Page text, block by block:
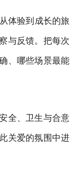
体验到成长的旅
与反馈。把每次
、哪些场景最能
全、卫生与合意
关爱的氛围中进